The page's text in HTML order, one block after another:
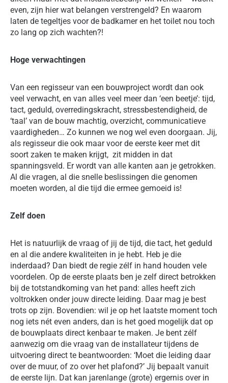
even, zijn hier wat belangen verstrengeld? En waarom
laten de tegeltjes voor de badkamer en het toilet nou toch
zo lang op zich wachten?!
Hoge verwachtingen
Van een regisseur van een bouwproject wordt dan ook
veel verwacht, en van alles veel meer dan ‘een beetje’: tijd,
tact, geduld, overredingskracht, stressbestendigheid, de
‘taal’ van de bouw machtig, overzicht, communicatieve
vaardigheden… Zo kunnen we nog wel even doorgaan. Jij,
als regisseur die ook maar voor de eerste keer met dit
soort zaken te maken krijgt, zit midden in dat
spanningsveld. Er wordt van alle kanten aan je getrokken.
Al die vragen, al die snelle beslissingen die genomen
moeten worden, al die tijd die ermee gemoeid is!
Zelf doen
Het is natuurlijk de vraag of jij de tijd, die tact, het geduld
en al die andere kwaliteiten in je hebt. Heb je die
inderdaad? Dan biedt de regie zélf in hand houden vele
voordelen. Op de eerste plaats ben je zelf direct betrokken
bij de totstandkoming van het pand: alles heeft zich
voltrokken onder jouw directe leiding. Daar mag je best
trots op zijn. Bovendien: wil je op het laatste moment toch
nog iets nét even anders, dan is het goed mogelijk dat op
de bouwplaats direct kenbaar te maken. Je bent zélf
aanwezig om die vraag van de installateur tijdens de
uitvoering direct te beantwoorden: ‘Moet die leiding daar
over de muur, of zo over het plafond?’ Jij bepaalt vanuit
de eerste lijn. Dat kan jarenlange (grote) ergernis over in